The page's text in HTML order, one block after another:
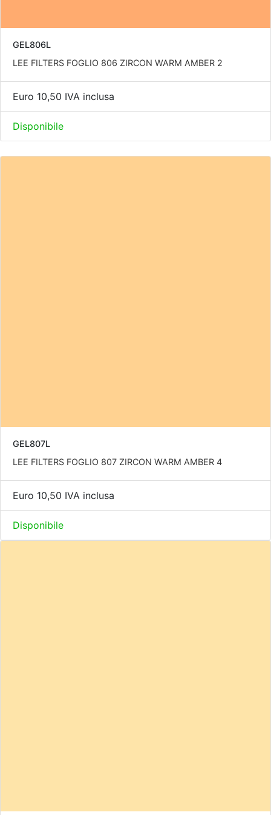
GEL806L
LEE FILTERS FOGLIO 806 ZIRCON WARM AMBER 2
Euro 10,50 IVA inclusa
Disponibile
GEL807L
LEE FILTERS FOGLIO 807 ZIRCON WARM AMBER 4
Euro 10,50 IVA inclusa
Disponibile